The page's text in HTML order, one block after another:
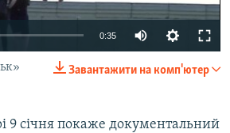
КРИМУ
0:35
Завантажити на комп'ютер
9 січня покаже документальний